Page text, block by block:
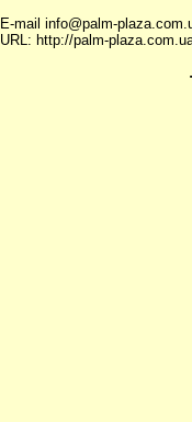
Е-mail info@palm-
URL: http://palm-